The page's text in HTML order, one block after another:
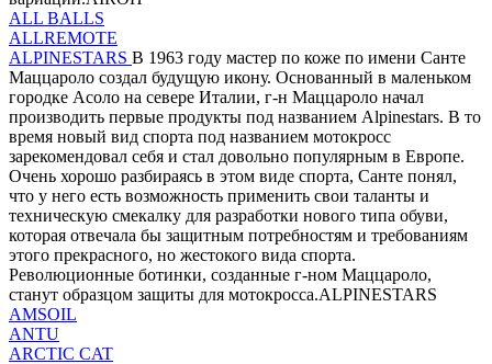
ALL BALLS
ALLREMOTE
ALPINESTARS В 1963 году мастер по коже по имени Санте
Маццароло создал будущую икону. Основанный в маленьком
городке Асоло на севере Италии, г-н Маццароло начал
производить первые продукты под названием Alpinestars. В то
время новый вид спорта под названием мотокросс
зарекомендовал себя и стал довольно популярным в Европе.
Очень хорошо разбираясь в этом виде спорта, Санте понял,
что у него есть возможность применить свои таланты и
техническую смекалку для разработки нового типа обуви,
которая отвечала бы защитным потребностям и требованиям
этого прекрасного, но жестокого вида спорта.
Революционные ботинки, созданные г-ном Маццароло,
станут образцом защиты для мотокросса.ALPINESTARS
AMSOIL
ANTU
ARCTIC CAT